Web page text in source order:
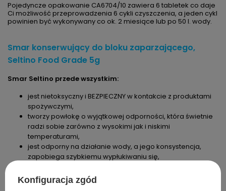
Pojedyncze opakowanie CA6704/10 zawiera 6 tabletek co daje
Ci możliwość przeprowadzenia 6 cykli czyszczenia, a jeden cykl
powinien być wykonywany co ok. 2 miesiące lub po 50 l. wody.
Smar konserwujący do bloku zaparzającego,
Seltino Food Grade 5g
Smar Seltino przede wszystkim:
jest nietoksyczny i BEZPIECZNY w kontakcie z produktami
spożywczymi,
tworzy powłokę o wyjątkowej odporności, która świetnie
radzi sobie zarówno z wysokimi jak i niskimi
temperaturami,
jest odporny na działanie wody, a jego konsystencja,
zapobiega szybkiemu wypłukiwaniu się,
tarcia,
nie pozostawia plam i nie klei się w kontakcie z kurzem.
Konfiguracja zgód